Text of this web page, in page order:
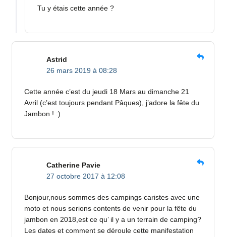
Tu y étais cette année ?
Astrid
26 mars 2019 à 08:28
Cette année c’est du jeudi 18 Mars au dimanche 21
Avril (c’est toujours pendant Pâques), j’adore la fête du
Jambon ! :)
Catherine Pavie
27 octobre 2017 à 12:08
Bonjour,nous sommes des campings caristes avec une
moto et nous serions contents de venir pour la fête du
jambon en 2018,est ce qu’ il y a un terrain de camping?
Les dates et comment se déroule cette manifestation